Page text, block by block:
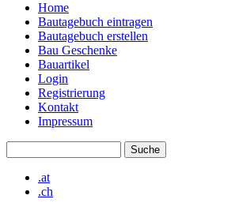
Hauptmenü
Home
Bautagebuch eintragen
Bautagebuch erstellen
Bau Geschenke
Bauartikel
Login
Registrierung
Kontakt
Impressum
.at
.ch